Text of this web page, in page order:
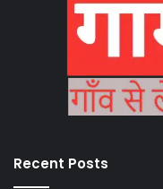
Recent Posts